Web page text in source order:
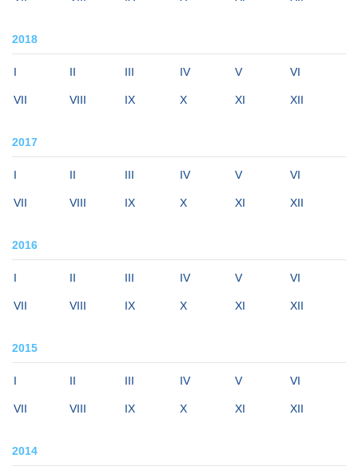
2018
I II III IV V VI
VII VIII IX X XI XII
2017
I II III IV V VI
VII VIII IX X XI XII
2016
I II III IV V VI
VII VIII IX X XI XII
2015
I II III IV V VI
VII VIII IX X XI XII
2014